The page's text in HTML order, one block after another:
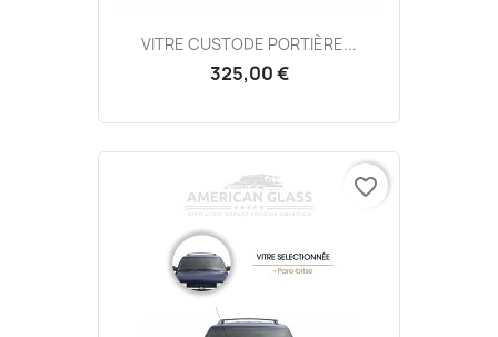
VITRE CUSTODE PORTIÈRE...
325,00 €
favorite_border